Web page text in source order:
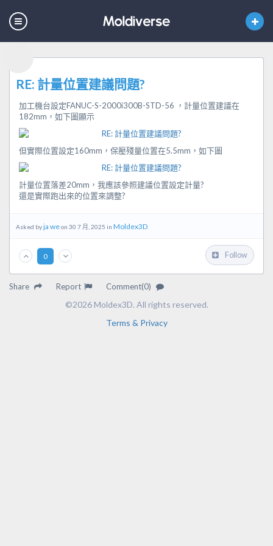
RE: 計量位置建議問題?
加工機台設定FANUC-S-2000i300B-STD-56 ，計量位置建議在
182mm，如下圖顯示
但實際位置設定160mm，保壓殘量位置在5.5mm，如下圖
計量位置落差20mm，我應該參照建議位置設定計量?
還是實際跑出來的位置來調整?
Asked byja weon 30 7 月, 2025 in Moldex3D
0 Follow
Share Report Comment(0)
©2026 Moldex3D. All rights reserved.
Terms & Privacy